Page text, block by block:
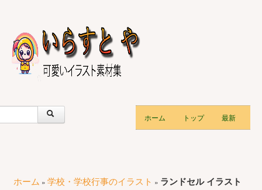
ホーム トップ 最新
ホーム » 学校・学校行事のイラスト » ランドセル イラスト